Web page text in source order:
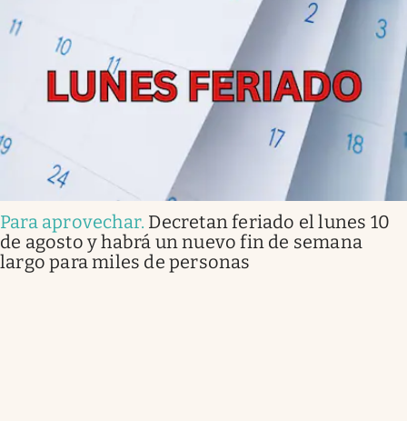
Para aprovechar. Decretan feriado el lunes 10
de agosto y habrá un nuevo fin de semana
largo para miles de personas